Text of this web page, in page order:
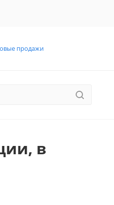
продажи
в